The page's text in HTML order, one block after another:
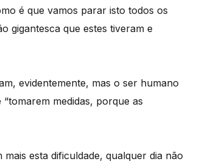
é que vamos parar isto todos os
gigantesca que estes tiveram e
evidentemente, mas o ser humano
medidas, porque as
esta dificuldade, qualquer dia não